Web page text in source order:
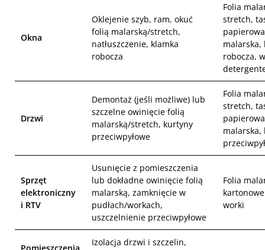
Okna
Oklejenie szyb, ram, okuć
folią malarską/stretch,
natłuszczenie, klamka
robocza
Folia
stretch,
papierowa
malarska,
robocza,
Drzwi
Demontaż (jeśli możliwe) lub
szczelne owinięcie folią
malarską/stretch, kurtyny
przeciwpyłowe
Folia
stretch,
papierowa
malarska,
Sprzęt
elektroniczny
i RTV
Usunięcie z pomieszczenia
lub dokładne owinięcie folią
malarską, zamknięcie w
pudłach/workach,
uszczelnienie przeciwpyłowe
Folia
worki
Izolacja drzwi i szczelin,